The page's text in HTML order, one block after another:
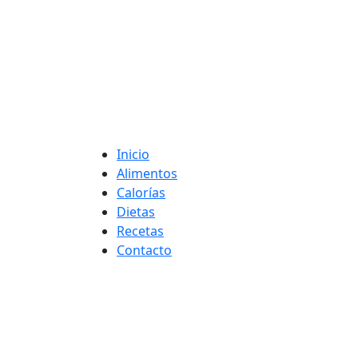
Adelgaza con en
Inicio
Alimentos
Calorías
Dietas
Recetas
Contacto